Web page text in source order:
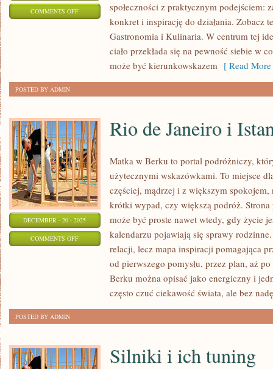
COMMENTS OFFON
SKANSENY
PRACA
społeczności z praktycznym podejściem:
konkret i inspirację do działania. Zobacz
Gastronomia i Kulinaria. W centrum tej
ciało przekłada się na pewność siebie w
może być kierunkowskazem [ Read
POSTED BY ADMIN
DECEMBER - 20 - 2025
COMMENTS OFFON
Rio de Janeiro i
Matka w Berku to portal podróżniczy,
użytecznymi wskazówkami. To miejsce
częściej, mądrzej i z większym
krótki wypad, czy większą podróż.
może być proste nawet wtedy, gdy życie
kalendarzu pojawiają się sprawy
relacji, lecz mapa inspiracji pomagająca
od pierwszego pomysłu, przez plan, aż
Berku można opisać jako energiczny i
często czuć ciekawość świata, ale bez
POSTED BY ADMIN
Silniki i ich tuning